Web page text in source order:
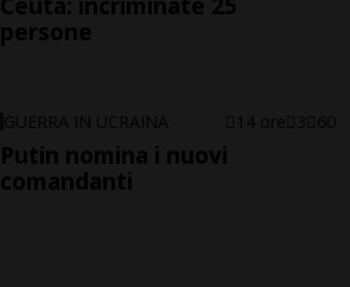
persone
GUERRA IN UCRAINA 14 ore 3 60
Putin nomina i nuovi
comandanti